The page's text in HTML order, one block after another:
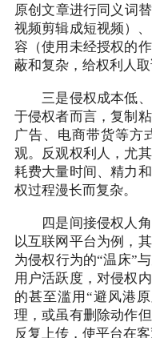
原创文章进行同义词
视频剪辑成短视频）
容（使用未经授权的
蔽和复杂，给权利人
三是侵权成本低、
于侵权者而言，复制
广告、电商带货等方
观。反观权利人，尤
耗费大量时间、精力
权过程漫长而复杂。
四是间接侵权人角
以互联网平台为例，
为侵权行为的“温床”
用户活跃度，对侵权
的甚至滥用“避风港
理，或虽有删除动作
反复上传，使平台在